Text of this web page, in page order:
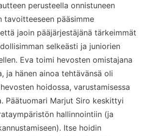
perusteella onnistuneen
tavoitteeseen pääsimme
jaoin pääjärjestäjänä tärkeimmät
selkeästi ja juniorien
Eva toimi hevosten omistajana
ja hänen ainoa tehtävänsä oli
hoidossa, varustamisessa
Päätuomari Marjut Siro keskittyi
hallinnointiin (ja
Itse hoidin